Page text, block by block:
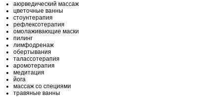
аюрведический массаж
цветочные ванны
стоунтерапия
рефлексотерапия
омолаживающие маски
пилинг
лимфодренаж
обертывания
талассотерапия
аромотерапия
медитация
йога
массаж со специями
травяные ванны